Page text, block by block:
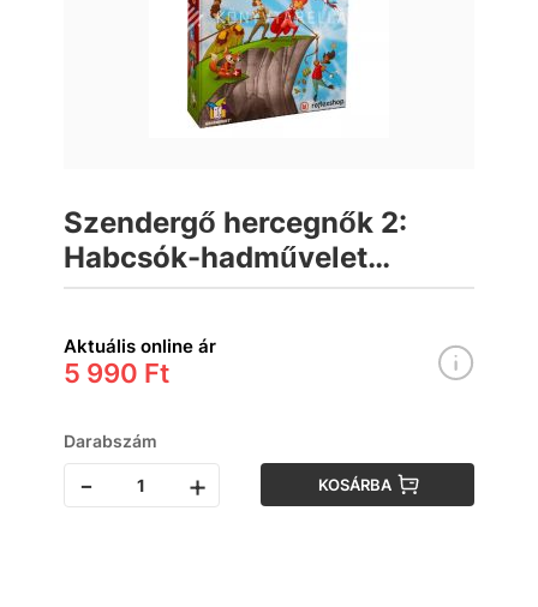
Szendergő hercegnők 2:
Habcsók-hadművelet
társasjáték
Aktuális online ár
5 990 Ft
Darabszám
- + KOSÁRBA